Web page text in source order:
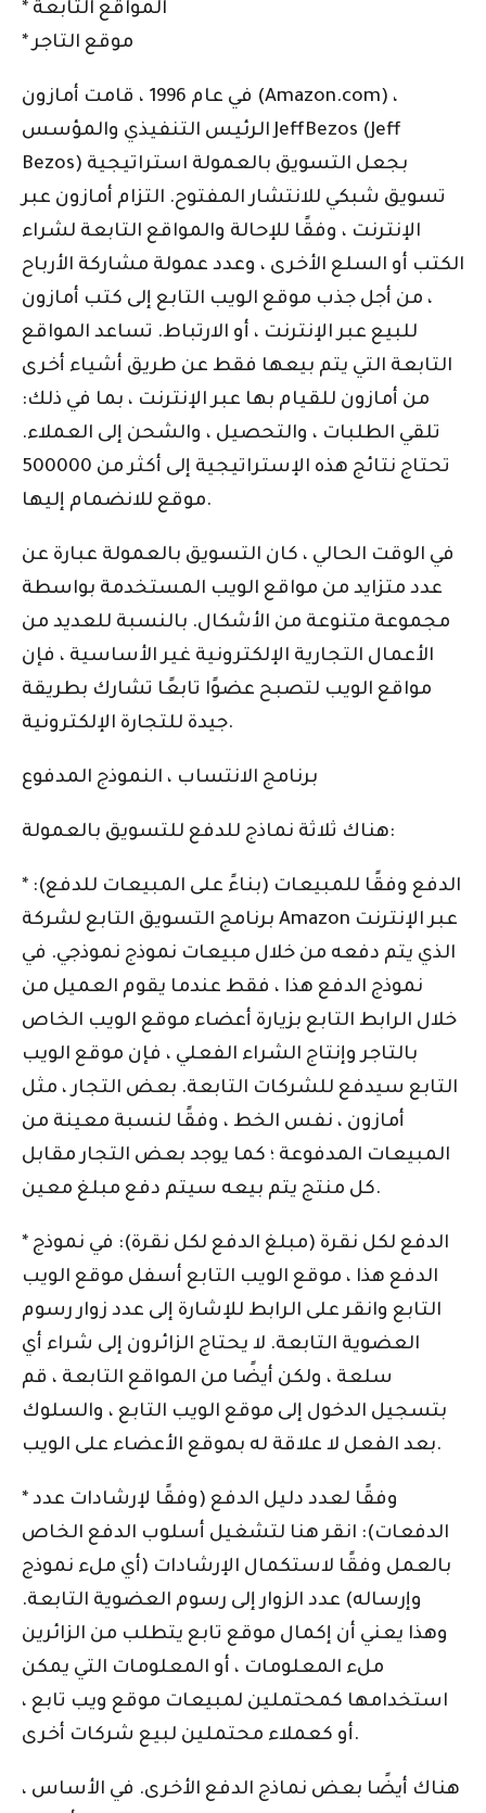
* المواقع التابعة
* موقع التاجر
في عام 1996 ، قامت أمازون (Amazon.com) ،
الرئيس التنفيذي والمؤسس JeffBezos (Jeff
Bezos) بجعل التسويق بالعمولة استراتيجية
تسويق شبكي للانتشار المفتوح. التزام أمازون عبر
الإنترنت ، وفقًا للإحالة والمواقع التابعة لشراء
الكتب أو السلع الأخرى ، وعدد عمولة مشاركة الأرباح
، من أجل جذب موقع الويب التابع إلى كتب أمازون
للبيع عبر الإنترنت ، أو الارتباط. تساعد المواقع
التابعة التي يتم بيعها فقط عن طريق أشياء أخرى
من أمازون للقيام بها عبر الإنترنت ، بما في ذلك:
تلقي الطلبات ، والتحصيل ، والشحن إلى العملاء.
تحتاج نتائج هذه الإستراتيجية إلى أكثر من 500000
موقع للانضمام إليها.
في الوقت الحالي ، كان التسويق بالعمولة عبارة عن
عدد متزايد من مواقع الويب المستخدمة بواسطة
مجموعة متنوعة من الأشكال. بالنسبة للعديد من
الأعمال التجارية الإلكترونية غير الأساسية ، فإن
مواقع الويب لتصبح عضوًا تابعًا تشارك بطريقة
جيدة للتجارة الإلكترونية.
برنامج الانتساب ، النموذج المدفوع
هناك ثلاثة نماذج للدفع للتسويق بالعمولة:
* الدفع وفقًا للمبيعات (بناءً على المبيعات للدفع):
برنامج التسويق التابع لشركة Amazon عبر الإنترنت
الذي يتم دفعه من خلال مبيعات نموذج نموذجي. في
نموذج الدفع هذا ، فقط عندما يقوم العميل من
خلال الرابط التابع بزيارة أعضاء موقع الويب الخاص
بالتاجر وإنتاج الشراء الفعلي ، فإن موقع الويب
التابع سيدفع للشركات التابعة. بعض التجار ، مثل
أمازون ، نفس الخط ، وفقًا لنسبة معينة من
المبيعات المدفوعة ؛ كما يوجد بعض التجار مقابل
كل منتج يتم بيعه سيتم دفع مبلغ معين.
* الدفع لكل نقرة (مبلغ الدفع لكل نقرة): في نموذج
الدفع هذا ، موقع الويب التابع أسفل موقع الويب
التابع وانقر على الرابط للإشارة إلى عدد زوار رسوم
العضوية التابعة. لا يحتاج الزائرون إلى شراء أي
سلعة ، ولكن أيضًا من المواقع التابعة ، قم
بتسجيل الدخول إلى موقع الويب التابع ، والسلوك
بعد الفعل لا علاقة له بموقع الأعضاء على الويب.
* وفقًا لعدد دليل الدفع (وفقًا لإرشادات عدد
الدفعات): انقر هنا لتشغيل أسلوب الدفع الخاص
بالعمل وفقًا لاستكمال الإرشادات (أي ملء نموذج
وإرساله) عدد الزوار إلى رسوم العضوية التابعة.
وهذا يعني أن إكمال موقع تابع يتطلب من الزائرين
ملء المعلومات ، أو المعلومات التي يمكن
استخدامها كمحتملين لمبيعات موقع ويب تابع ،
أو كعملاء محتملين لبيع شركات أخرى.
هناك أيضًا بعض نماذج الدفع الأخرى. في الأساس ،